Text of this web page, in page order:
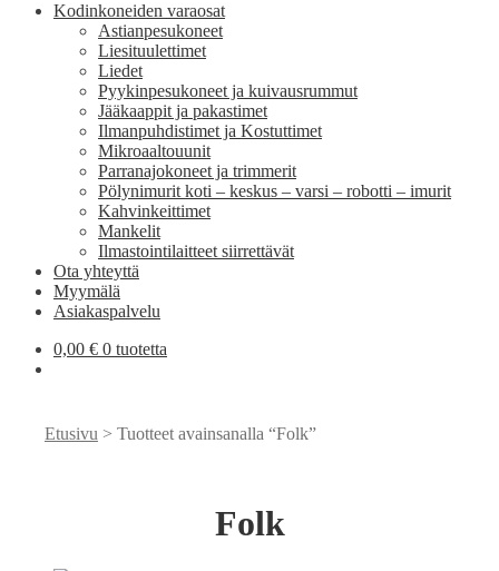
Kodinkoneiden varaosat
Astianpesukoneet
Liesituulettimet
Liedet
Pyykinpesukoneet ja kuivausrummut
Jääkaappit ja pakastimet
Ilmanpuhdistimet ja Kostuttimet
Mikroaaltouunit
Parranajokoneet ja trimmerit
Pölynimurit koti – keskus – varsi – robotti – imurit
Kahvinkeittimet
Mankelit
Ilmastointilaitteet siirrettävät
Ota yhteyttä
Myymälä
Asiakaspalvelu
0,00 € 0 tuotetta
Etusivu > Tuotteet avainsanalla “Folk”
Folk